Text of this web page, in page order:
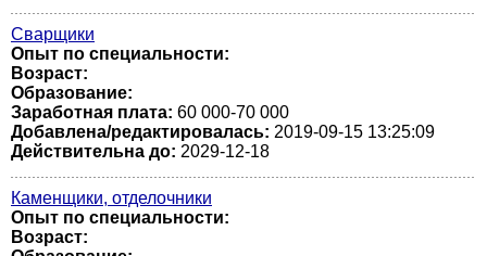
Сварщики
Опыт по специальности:
Возраст:
Образование:
Заработная плата: 60 000-70 000
Добавлена/редактировалась: 2019-09-15 13:25:09
Действительна до: 2029-12-18
Каменщики, отделочники
Опыт по специальности:
Возраст: